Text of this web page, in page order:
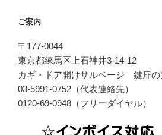
ご案内
〒177-0044
東京都練馬区上石神井3-14-12
カギ・ドア開けサルベージ 鍵扉の
03-5991-0752（代表連絡先）
0120-69-0948（フリーダイヤル）